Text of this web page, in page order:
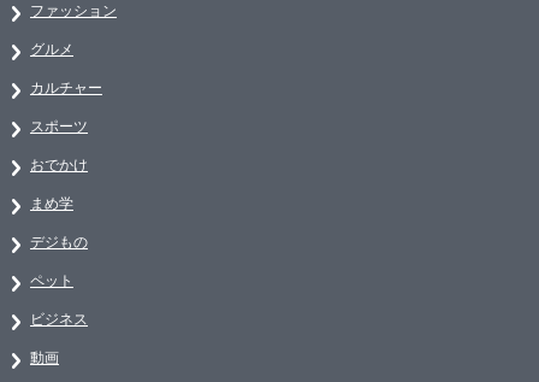
ファッション
グルメ
カルチャー
スポーツ
おでかけ
まめ学
デジもの
ペット
ビジネス
動画